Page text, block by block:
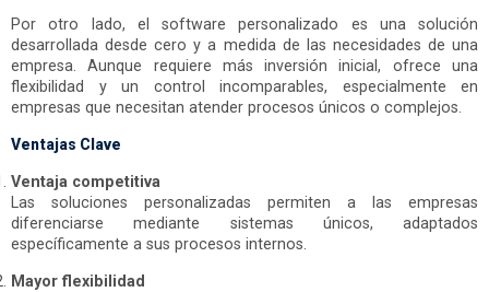
Por otro lado, el software personalizado es una solución
desarrollada desde cero y a medida de las necesidades de una
empresa. Aunque requiere más inversión inicial, ofrece una
flexibilidad y un control incomparables, especialmente en
empresas que necesitan atender procesos únicos o complejos.
Ventajas Clave
Ventaja competitiva
Las soluciones personalizadas permiten a las empresas
diferenciarse mediante sistemas únicos, adaptados
específicamente a sus procesos internos.
Mayor flexibilidad